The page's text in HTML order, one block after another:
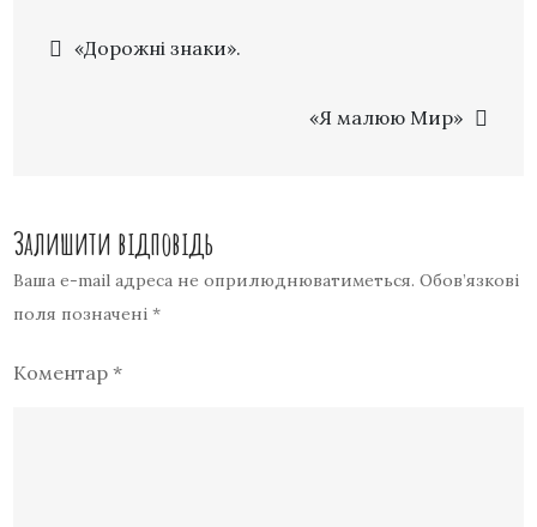
«Дорожні знаки».
«Я малюю Мир»
Залишити відповідь
Ваша e-mail адреса не оприлюднюватиметься. Обов’язкові
поля позначені*
Коментар*